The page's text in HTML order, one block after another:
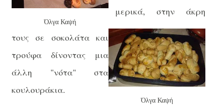
Όλγα Καψή
Όλγα Καψή
μερικά, στην άκρη
τους σε σοκολάτα και
τρούφα δίνοντας μια
άλλη "νότα" στα
κουλουράκια.